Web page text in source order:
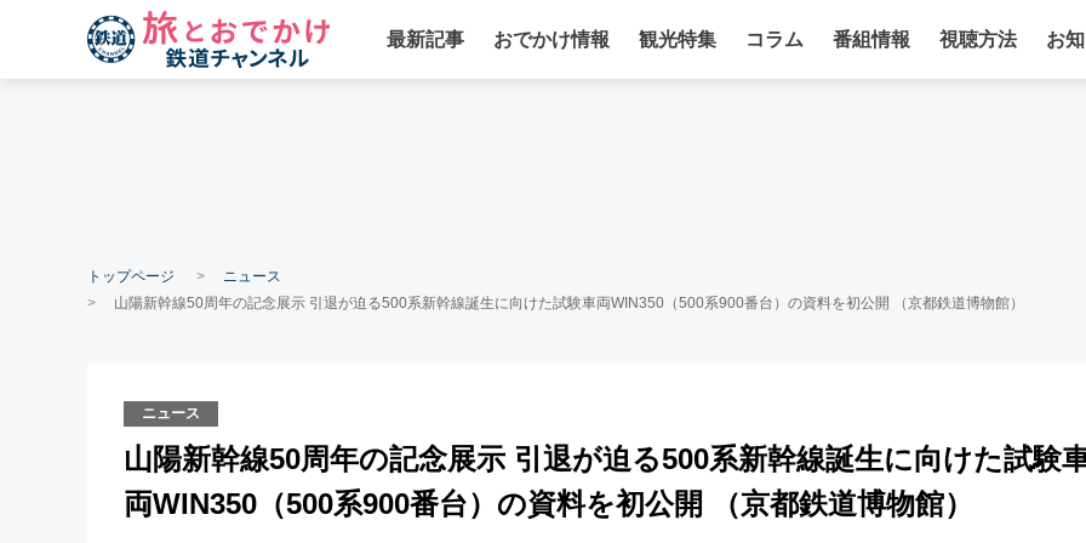
最新記事 おでかけ情報 観光特集 コラム 番組情報 視聴方法 お
トップページ
ニュース
山陽新幹線50周年の記念展示 引退が迫る500系新幹線誕生に向けた試験車両WIN350（500系900番台）の資料を初公開 （京都鉄道博物館）
ニュース
山陽新幹線50周年の記念展示 引退が迫る500系新幹線誕生に向けた試験
両WIN350（500系900番台）の資料を初公開 （京都鉄道博物館）